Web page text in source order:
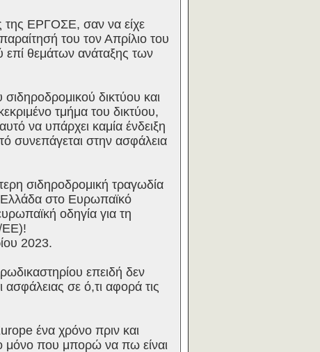
ΕΡΓΟΣΕ, σαν να είχε
του τον Απρίλιο του
επί θεμάτων ανάταξης των
δικτύου και
τμήμα του δικτύου,
να υπάρχει καμία ένδειξη
συνεπάγεται στην ασφάλεια
σιδηροδρομική τραγωδία
στο Ευρωπαϊκό
οδηγία για τη
ΕΕ)!
2023.
επειδή δεν
σε ό,τι αφορά τις
ένα χρόνο πριν και
μόνο που μπορώ να πω είναι